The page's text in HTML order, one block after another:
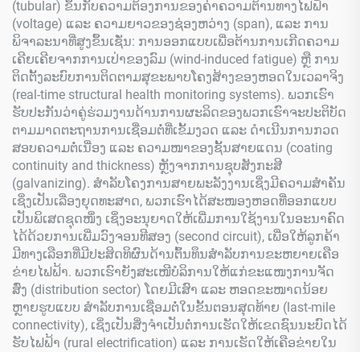
(tubular) ຂຶ້ນກັບຄວາມຕ້ອງການຂອງຄ່າຄວາມຕ້ານທາງໄຟຟ້າ
(voltage) ແລະ ຄວາມຍາວຂອງຊ່ອງຫວ່າງ (span), ແລະ ການ
ພິຈາລະນາທີ່ສູງຂຶ້ນເຊັ່ນ: ການອອກແບບເພື່ອຕ້ານການເກີດຄວາມ
ເຄີຍເຄີຍຈາກການເປ່າຂອງລົມ (wind-induced fatigue) ຫຼື ການ
ຕິດຕັ້ງລະບົບການຕິດຕາມສຸຂະພາບໂຄງສ້າງຂອງຫອດໃນເວລາຈິງ
(real-time structural health monitoring systems). ພວກເຮົາ
ຮັບປະກັນວ່າຄູ່ຮ່ວມງານດ້ານການຜະລິດຂອງພວກເຮົາຈະປະຕິບັດ
ຕາມມາດຕະຖານການເຊື່ອມຕໍ່ທີ່ເຂັ້ມງວດ ແລະ ດຳເນີນການກວດ
ສອບຄວາມຕໍ່ເນື່ອງ ແລະ ຄວາມໜາຂອງຊັ້ນສາຍແດນ (coating
continuity and thickness) ຫຼັງຈາກການຊຸບສັງກະສີ
(galvanizing). ສຳລັບໂຄງການສາຍພະລັງງານເຊິ່ງມີຄວາມສຳຄັນ
ເຊິ່ງເປັນເລື່ອງຍຸດທະສາດ, ພວກເຮົາໄດ້ສະໜອງຫອດທີ່ອອກແບບ
ເປັນພິເສດຊຸດໜຶ່ງ ເຊິ່ງອະນຸຍາດໃຫ້ເພີ່ມການໃຊ້ງານໃນອະນາຄົດ
ໄດ້ດ້ວຍການເພີ່ມວົງຈອນທີສອງ (second circuit), ເພື່ອໃຫ້ລູກຄ້າ
ມີທາງເລືອກທີ່ມີປະສິດທິຜົນດ້ານຕົ້ນທຶນສຳລັບການຂະຫຍາຍເຄືອ
ຂ່າຍໄຟຟ້າ. ພວກເຮົາຍັງສະເໜີບໍລິການໃຫ້ແກ່ຂະແໜງການຈັດ
ສົ່ງ (distribution sector) ໂດຍມີເສົາ ແລະ ຫອດຂະໜາດນ້ອຍ
ຫຼາຍຮູບແບບ ສຳລັບການເຊື່ອມຕໍ່ໃນຂັ້ນຕອນສຸດທ້າຍ (last-mile
connectivity), ເຊິ່ງເປັນສິ່ງຈຳເປັນຕໍ່ການເຮັດໃຫ້ເຂດຊົນນະບົດໄດ້
ຮັບໄຟຟ້າ (rural electrification) ແລະ ການເຮັດໃຫ້ເຄືອຂ່າຍໃນ